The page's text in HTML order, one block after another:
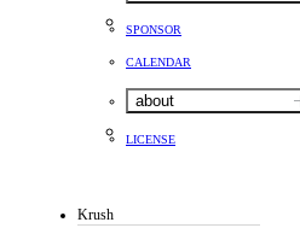
SPONSOR
CALENDAR
about
LICENSE
Krush